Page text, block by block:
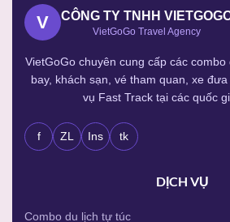
V CÔNG TY TNHH
VietGoGo Travel Agency
VietGoGo chuyên cung cấp các
bay, khách sạn, vé tham quan, xe
vụ Fast Track tại các quốc
f ZL Ins tk
DỊCH VỤ
Combo du lịch tự túc